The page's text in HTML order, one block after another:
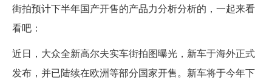
街拍预计下半年国产开售的产品力分析分析的，一起来看
看吧：
近日，大众全新高尔夫实车街拍图曝光，新车于海外正式
发布，并已陆续在欧洲等部分国家开售。新车将于今年下